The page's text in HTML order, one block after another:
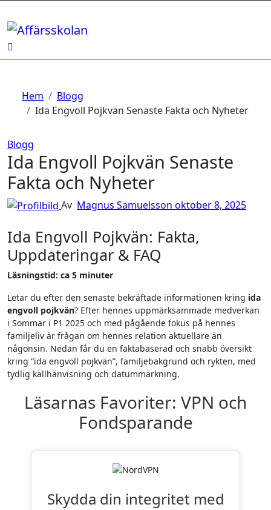
till
innehåll
Hem
Blogg
Ida Engvoll Pojkvän Senaste Fakta och Nyheter
Blogg
Ida Engvoll Pojkvän Senaste
Fakta och Nyheter
Av Magnus Samuelsson oktober 8, 2025
Ida Engvoll Pojkvän: Fakta,
Uppdateringar & FAQ
Läsningstid: ca 5 minuter
Letar du efter den senaste bekräftade informationen kring ida
engvoll pojkvän? Efter hennes uppmärksammade medverkan
i Sommar i P1 2025 och med pågående fokus på hennes
familjeliv är frågan om hennes relation aktuellare än
någonsin. Nedan får du en faktabaserad och snabb översikt
kring “ida engvoll pojkvän”, familjebakgrund och rykten, med
tydlig källhänvisning och datummärkning.
Läsarnas Favoriter: VPN och
Fondsparande
Skydda din integritet med